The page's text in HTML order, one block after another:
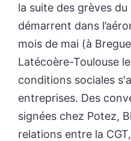
la suite des grèves
démarrent dans
mois de mai (à
Latécoère-Toulouse
conditions sociales
entreprises. Des
signées chez Potez,
relations entre la